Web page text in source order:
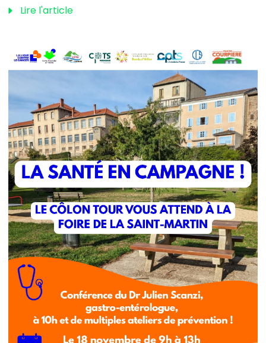
Lire l'article